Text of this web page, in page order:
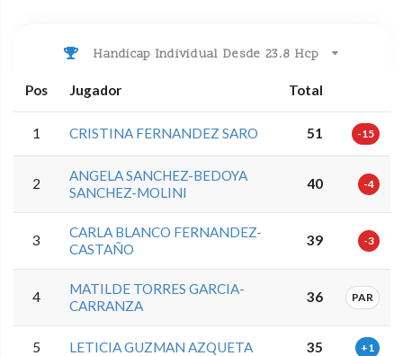
Handicap Individual Desde 23.8 Hcp
Pos Jugador Total
1 CRISTINA FERNANDEZ SARO 51 -15
2
ANGELA SANCHEZ-BEDOYA
SANCHEZ-MOLINI
40 -4
3
CARLA BLANCO FERNANDEZ-
CASTAÑO
39 -3
4
MATILDE TORRES GARCIA-
CARRANZA
36 PAR
5 LETICIA GUZMAN AZQUETA 35 +1